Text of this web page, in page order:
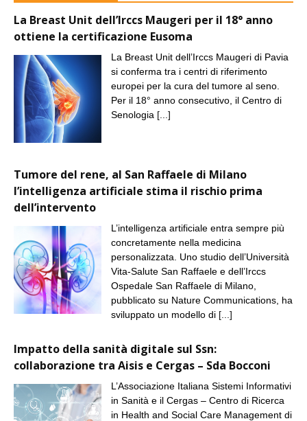
La Breast Unit dell’Irccs Maugeri per il 18° anno
ottiene la certificazione Eusoma
La Breast Unit dell’Irccs Maugeri di Pavia
si conferma tra i centri di riferimento
europei per la cura del tumore al seno.
Per il 18° anno consecutivo, il Centro di
Senologia [...]
Tumore del rene, al San Raffaele di Milano
l’intelligenza artificiale stima il rischio prima
dell’intervento
L’intelligenza artificiale entra sempre più
concretamente nella medicina
personalizzata. Uno studio dell’Università
Vita-Salute San Raffaele e dell’Irccs
Ospedale San Raffaele di Milano,
pubblicato su Nature Communications, ha
sviluppato un modello di [...]
Impatto della sanità digitale sul Ssn:
collaborazione tra Aisis e Cergas – Sda Bocconi
L’Associazione Italiana Sistemi Informativi
in Sanità e il Cergas – Centro di Ricerca
in Health and Social Care Management di